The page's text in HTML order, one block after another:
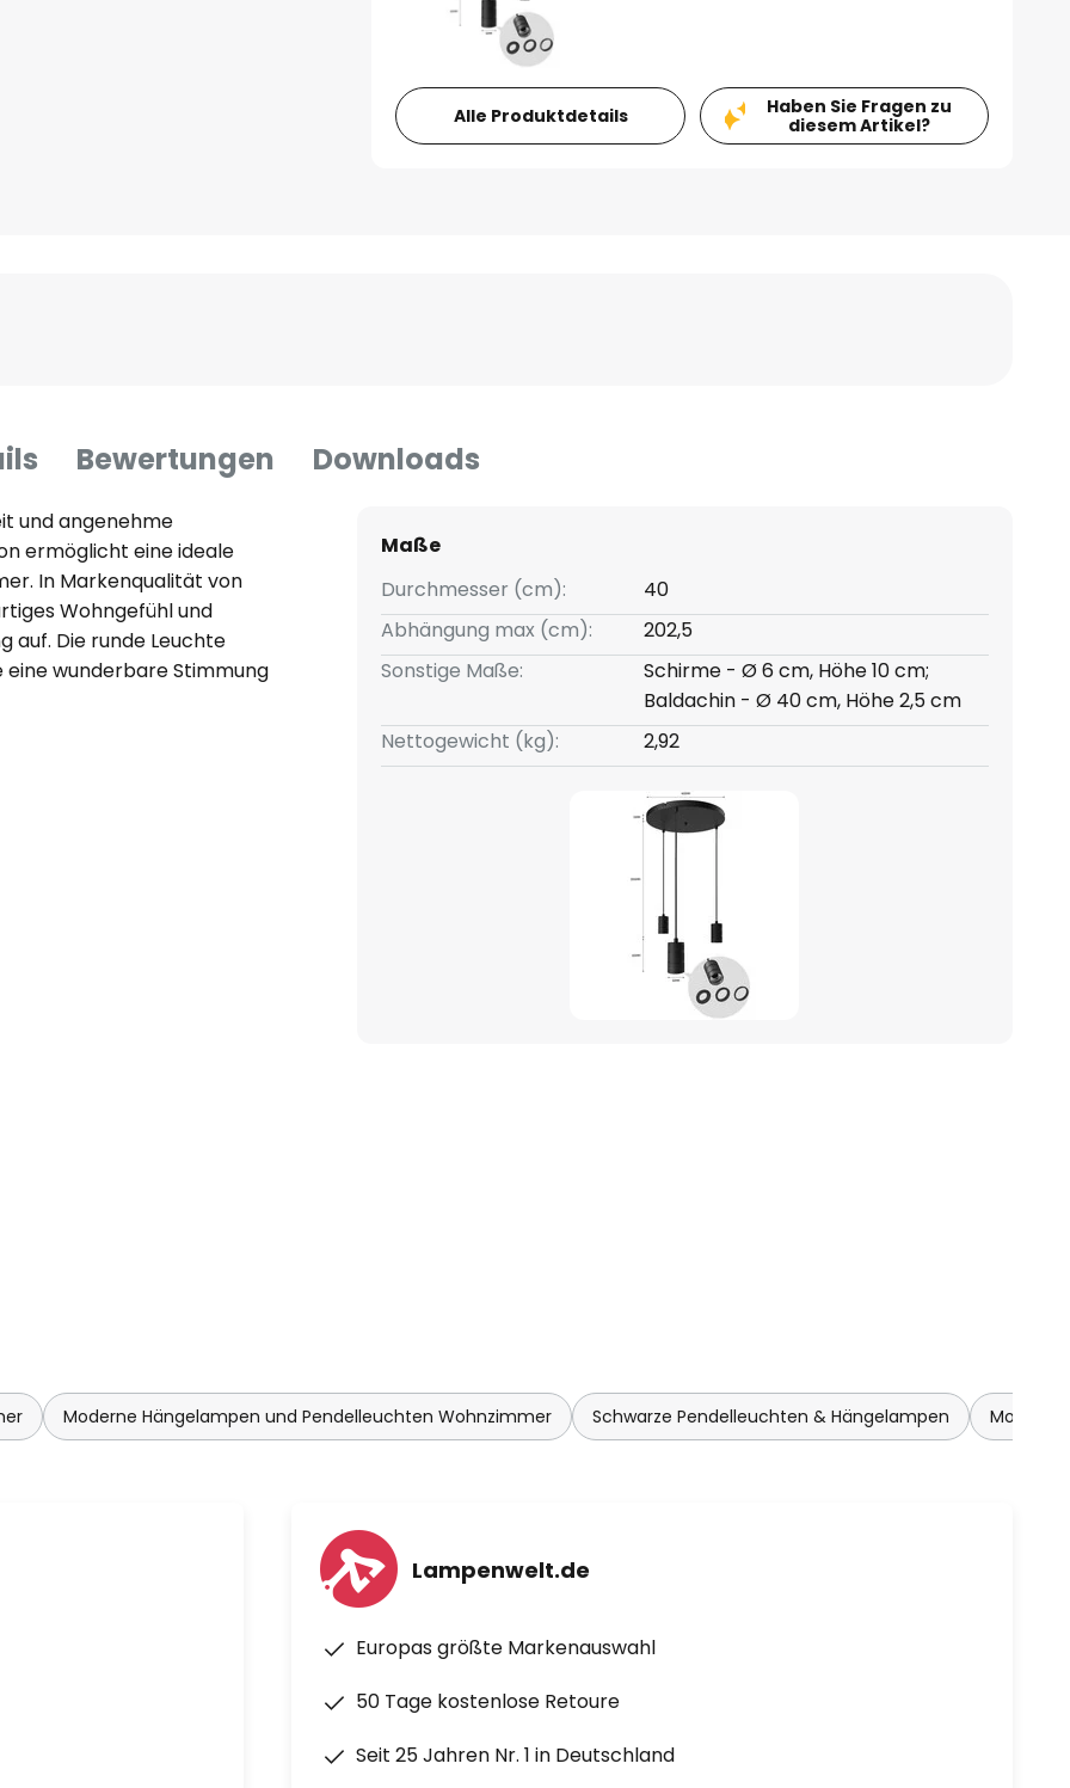
Alle Produktdetails
Haben Sie Fragen zu
diesem Artikel?
Bewertungen Downloads
und angenehme
ermöglicht eine ideale
In Markenqualität von
Wohngefühl und
auf. Die runde Leuchte
eine wunderbare Stimmung
Maße
Durchmesser (cm):
40
Abhängung max (cm):
202,5
Sonstige Maße:
Schirme - Ø 6 cm, Höhe 10 cm;
Baldachin - Ø 40 cm, Höhe 2,5 cm
Nettogewicht (kg):
2,92
Moderne Hängelampen und Pendelleuchten Wohnzimmer Schwarze Pendelleuchten & Hängelampen
Lampenwelt.de
Europas größte Markenauswahl
50 Tage kostenlose Retoure
Seit 25 Jahren Nr. 1 in Deutschland